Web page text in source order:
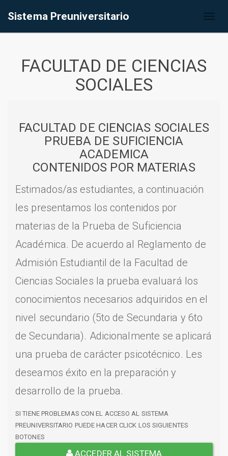
Sistema Preuniversitario
FACULTAD DE CIENCIAS
SOCIALES
FACULTAD DE CIENCIAS SOCIALES
PRUEBA DE SUFICIENCIA
ACADEMICA
CONTENIDOS POR MATERIAS
Estimados/as estudiantes, a continuación
les presentamos los contenidos por
materias de la Prueba de Suficiencia
Académica. De acuerdo al Reglamento de
Admisión Estudiantil de la Facultad de
Ciencias Sociales la prueba evaluará los
conocimientos necesarios adquiridos en el
nivel secundario (5to de Secundaria y 6to
de Secundaria). Adicionalmente se aplicará
una prueba de carácter psicotécnico. Les
deseamos éxito en la preparación y
desarrollo de la prueba.
SI TIENE PROBLEMAS CON EL ACCESO AL SISTEMA
PREUNIVERSITARIO PUEDE HACER CLICK LOS SIGUIENTES
BOTONES
ACCEDER AL SISTEMA